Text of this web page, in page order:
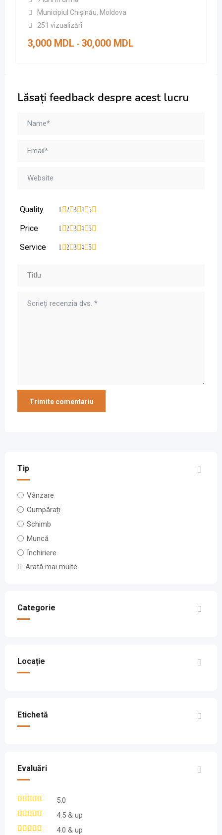
Municipiul Chișinău, Moldova
251 vizualizări
3,000 MDL - 30,000 MDL
Lăsați feedback despre acest lucru
Quality 5
4
3
2
1
Price 5
4
3
2
1
Service 5
4
3
2
1
Tip
Vânzare
Cumpărați
Schimb
Muncă
Închiriere
Arată mai multe
Categorie
Locație
Etichetă
Evaluări
5.0
4.5 & up
4.0 & up